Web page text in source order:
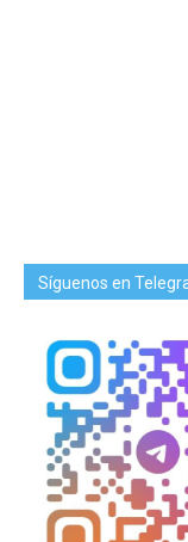
Síguenos en